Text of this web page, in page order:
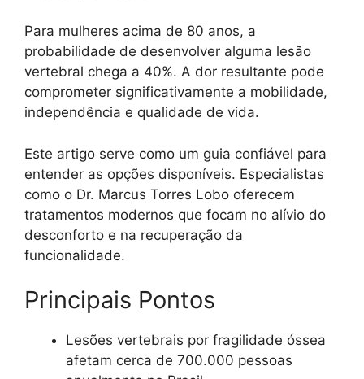
Para mulheres acima de 80 anos, a
probabilidade de desenvolver alguma lesão
vertebral chega a 40%. A dor resultante pode
comprometer significativamente a mobilidade,
independência e qualidade de vida.
Este artigo serve como um guia confiável para
entender as opções disponíveis. Especialistas
como o Dr. Marcus Torres Lobo oferecem
tratamentos modernos que focam no alívio do
desconforto e na recuperação da
funcionalidade.
Principais Pontos
Lesões vertebrais por fragilidade óssea
afetam cerca de 700.000 pessoas